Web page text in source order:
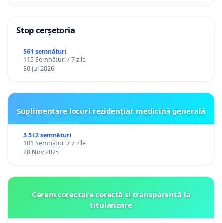
Stop cerșetoria
561 semnături
115 Semnături / 7 zile
30 Jul 2026
Suplimentare locuri rezidențiat medicină generală
3 512 semnături
101 Semnături / 7 zile
20 Nov 2025
Cerem corectare corectă și transparentă la
titularizare